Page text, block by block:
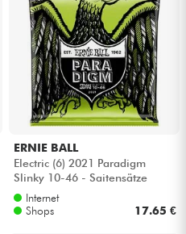
ERNIE BALL
Electric (6) 2021 Paradigm
Slinky 10-46 - Saitensätze
Internet
Shops
17.65 €